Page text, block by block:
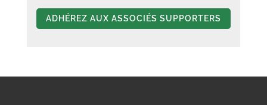
ADHÉREZ AUX ASSOCIÉS SUPPORTERS